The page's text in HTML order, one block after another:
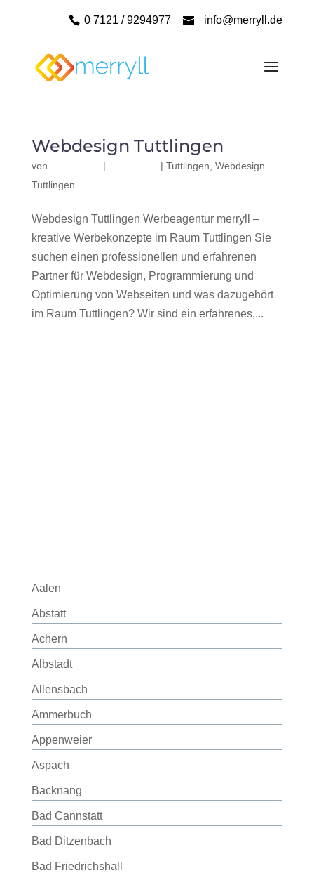
0 7121 / 9294977 info@merryll.de
Webdesign Tuttlingen
von | | Tuttlingen Webdesign
Tuttlingen
Webdesign Tuttlingen Werbeagentur merryll –
kreative Werbekonzepte im Raum Tuttlingen Sie
suchen einen professionellen und erfahrenen
Partner für Webdesign, Programmierung und
Optimierung von Webseiten und was dazugehört
im Raum Tuttlingen? Wir sind ein erfahrenes,...
Aalen
Abstatt
Achern
Albstadt
Allensbach
Ammerbuch
Appenweier
Aspach
Backnang
Bad Cannstatt
Bad Ditzenbach
Bad Friedrichshall